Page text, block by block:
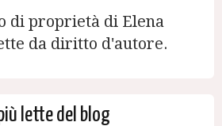
di proprietà di Elena
da diritto d'autore.
lette del blog